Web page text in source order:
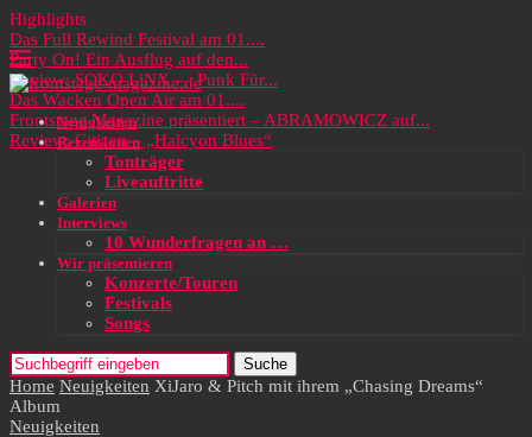
Highlights
Das Full Rewind Festival am 01....
Party On! Ein Ausflug auf den...
Review: SOKO LiNX – „Punk Für...
Das Wacken Open Air am 01....
Frontstage Magazine präsentiert – ABRAMOWICZ auf...
Review: Citizen – „Halcyon Blues“
Neuigkeiten
Rezensionen
Tonträger
Liveauftritte
Galerien
Interviews
10 Wunderfragen an …
Wir präsentieren
Konzerte/Touren
Festivals
Songs
Suche
Home Neuigkeiten XiJaro & Pitch mit ihrem „Chasing Dreams“
Album
Neuigkeiten